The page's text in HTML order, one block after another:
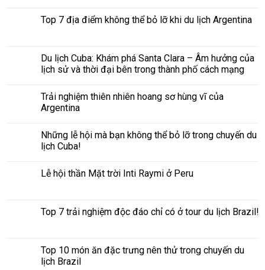
Top 7 địa điểm không thể bỏ lỡ khi du lịch Argentina
Du lịch Cuba: Khám phá Santa Clara – Âm hưởng của
lịch sử và thời đại bên trong thành phố cách mạng
Trải nghiệm thiên nhiên hoang sơ hùng vĩ của
Argentina
Những lễ hội mà bạn không thể bỏ lỡ trong chuyến du
lịch Cuba!
Lễ hội thần Mặt trời Inti Raymi ở Peru
Top 7 trải nghiệm độc đáo chỉ có ở tour du lịch Brazil!
Top 10 món ăn đặc trưng nên thử trong chuyến du
lịch Brazil